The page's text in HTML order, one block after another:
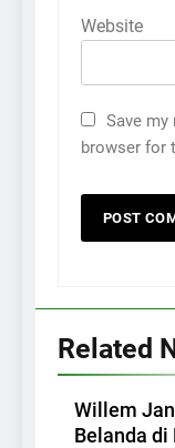
Website
Save my
browser for
Related
Willem
Belanda di